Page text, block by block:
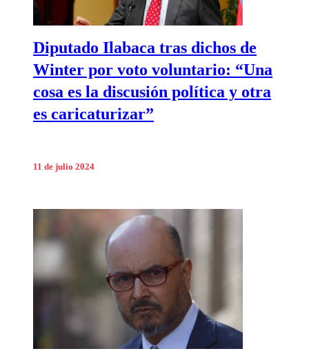
Diputado Ilabaca tras dichos de
Winter por voto voluntario: “Una
cosa es la discusión política y otra
es caricaturizar”
11 de julio 2024